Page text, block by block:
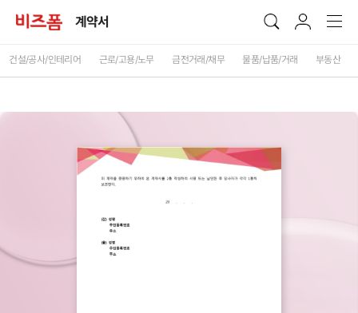
계약서
건설/공사/인테리어 근로/고용/노무 금전거래/채무 물품/납품/거래 부동산